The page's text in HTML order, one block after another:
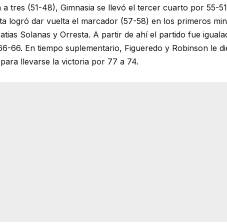
a tres (51-48), Gimnasia se llevó el tercer cuarto por 55-
logró dar vuelta el marcador (57-58) en los primeros
Solanas y Orresta. A partir de ahí el partido fue
66. En tiempo suplementario, Figueredo y Robinson le
llevarse la victoria por 77 a 74.